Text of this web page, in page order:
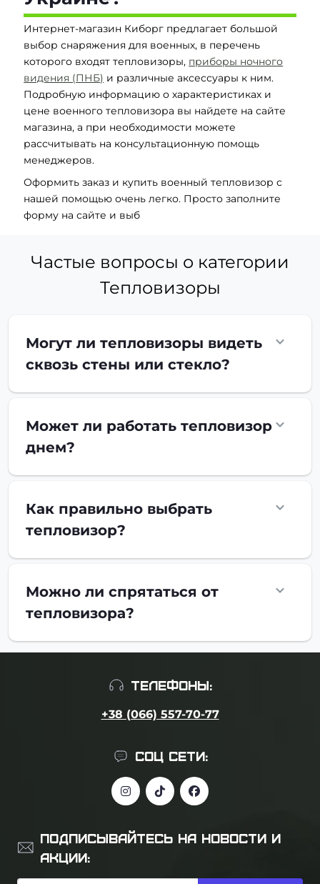
Интернет-магазин Киборг предлагает большой
выбор снаряжения для военных, в перечень
которого входят тепловизоры, приборы ночного
видения (ПНБ) и различные аксессуары к ним.
Подробную информацию о характеристиках и
цене военного тепловизора вы найдете на сайте
магазина, а при необходимости можете
рассчитывать на консультационную помощь
менеджеров.
Оформить заказ и купить военный тепловизор с
нашей помощью очень легко. Просто заполните
форму на сайте и выб
Частые вопросы о категории
Тепловизоры
Могут ли тепловизоры видеть
сквозь стены или стекло?
Может ли работать тепловизор
днем?
Как правильно выбрать
тепловизор?
Можно ли спрятаться от
тепловизора?
ТЕЛЕФОНЫ:
+38 (066) 557-70-77
СОЦ СЕТИ:
ПОДПИСЫВАЙТЕСЬ НА НОВОСТИ И
АКЦИИ: